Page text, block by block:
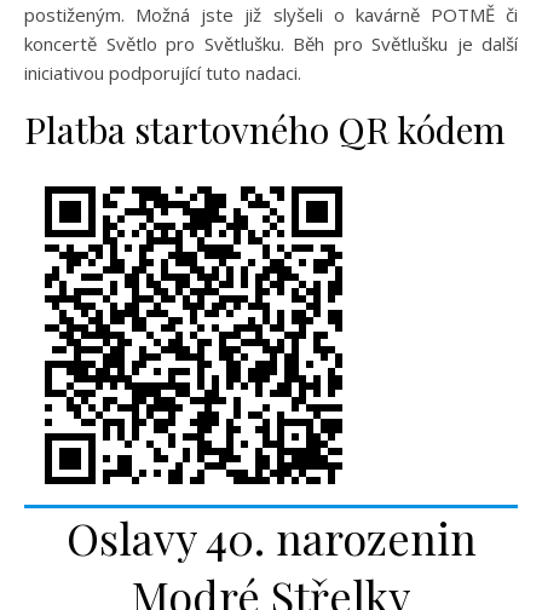
postiženým. Možná jste již slyšeli o kavárně POTMĚ či
koncertě Světlo pro Světlušku. Běh pro Světlušku je další
iniciativou podporující tuto nadaci.
Platba startovného QR kódem
Oslavy 40. narozenin
Modré Střelky